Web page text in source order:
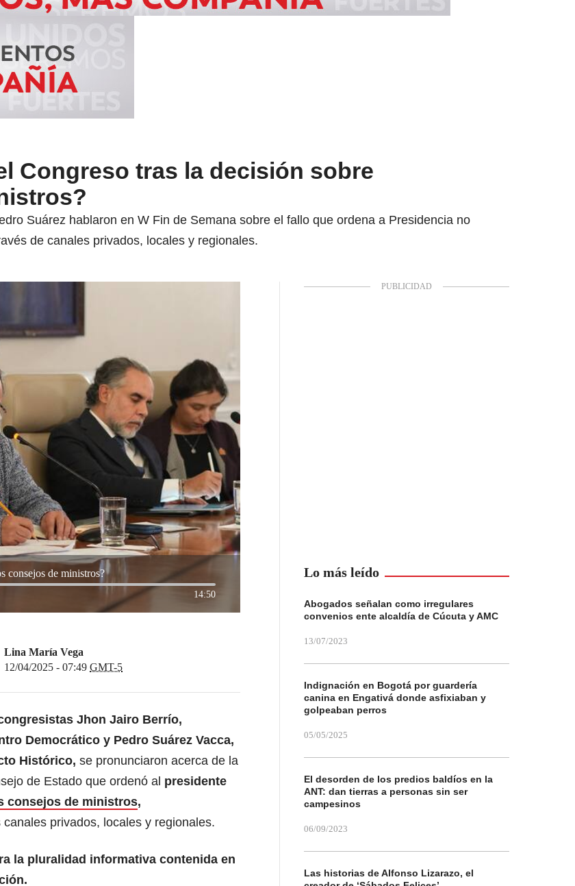
Congreso tras la decisión sobre
Suárez hablaron en W Fin de Semana sobre el fallo que ordena a Presidencia no
de canales privados, locales y regionales.
consejos de ministros?
14:50
Lina María Vega
12/04/2025 - 07:49 GMT-5
Jhon Jairo Berrío,
Democrático y Pedro Suárez Vacca,
Histórico, se pronunciaron acerca de la
de Estado que ordenó al presidente
consejos de ministros,
privados, locales y regionales.
la pluralidad informativa contenida en
Lo más leído
Abogados señalan como irregulares
convenios ente alcaldía de Cúcuta y AMC
13/07/2023
Indignación en Bogotá por guardería
canina en Engativá donde asfixiaban y
golpeaban perros
05/05/2025
El desorden de los predios baldíos en la
ANT: dan tierras a personas sin ser
campesinos
06/09/2023
Las historias de Alfonso Lizarazo, el